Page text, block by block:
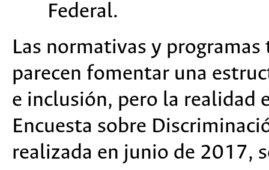
Federal.
Las normativas y
parecen fomentar una
e inclusión, pero la realidad
Encuesta sobre
realizada en junio de 2017,